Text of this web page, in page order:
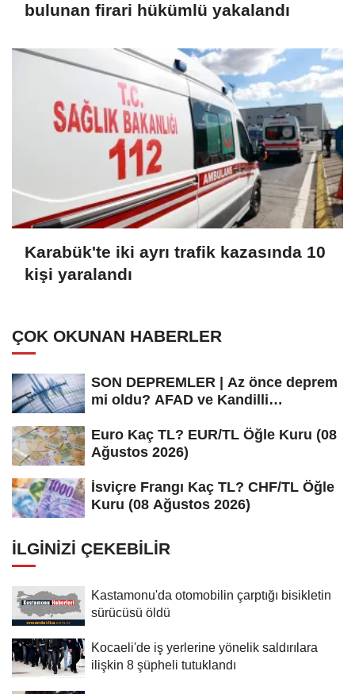
bulunan firari hükümlü yakalandı
Karabük'te iki ayrı trafik kazasında 10
kişi yaralandı
ÇOK OKUNAN HABERLER
SON DEPREMLER | Az önce deprem
mi oldu? AFAD ve Kandilli
Euro Kaç TL? EUR/TL Öğle Kuru (08
Ağustos 2026)
İsviçre Frangı Kaç TL? CHF/TL Öğle
Kuru (08 Ağustos 2026)
İLGINIZI ÇEKEBILIR
Kastamonu'da otomobilin çarptığı bisikletin
sürücüsü öldü
Kocaeli'de iş yerlerine yönelik saldırılara
ilişkin 8 şüpheli tutuklandı